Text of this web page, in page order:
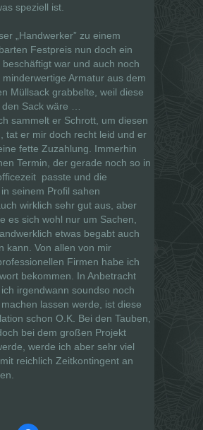
speziell ist.
„Handwerker” zu einem
Festpreis nun doch ein
war und auch noch
Armatur aus dem
Müllsack grabbelte, weil diese
Sack wäre …
sammelt er Schrott, um diesen
tat er mir doch recht leid und er
fette Zuzahlung. Immerhin
Termin, der gerade noch so in
passte und die
seinem Profil sahen
wirklich sehr gut aus, aber
es sich wohl nur um Sachen,
etwas begabt auch
kann. Von allen von mir
Firmen habe ich
bekommen. In Anbetracht
irgendwann soundso noch
lassen werde, ist diese
schon O.K. Bei den Tauben,
bei dem großen Projekt
werde ich aber sehr viel
reichlich Zeitkontingent an